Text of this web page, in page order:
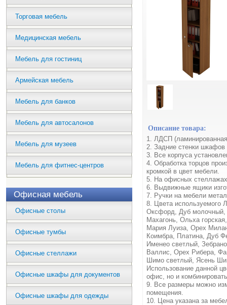
Торговая мебель
Медицинская мебель
Мебель для гостиниц
Армейская мебель
Мебель для банков
Мебель для автосалонов
Мебель для музеев
Мебель для фитнес-центров
Офисная мебель
Офисные столы
Офисные тумбы
Офисные стеллажи
Офисные шкафы для документов
Офисные шкафы для одежды
Описание товара:
1. ЛДСП
2. Задние стенки
3. Все корпуса
4. Обработка торцов
кромкой в цвет мебели.
5. На офисных
6. Выдвижные ящики
7. Ручки на мебели
8. Цвета используемого
Оксфорд, Дуб молочный,
Махагонь, Ольха
Мария Луиза, Орех
Коимбра, Платина, Дуб
Именео светлый,
Валлис, Орех Рибера,
Шимо светлый, Ясень
Использование данной
офис, но и
9. Все размеры можно
помещения.
10. Цена указана за